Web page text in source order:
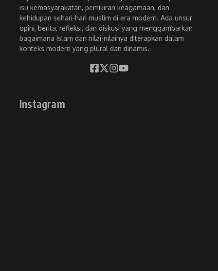
isu kemasyarakatan, pemikiran keagamaan, dan
kehidupan sehari-hari muslim di era modern. Ada unsur
opini, berita, refleksi, dan diskusi yang menggambarkan
bagaimana Islam dan nilai-nilainya diterapkan dalam
konteks modern yang plural dan dinamis.
Instagram